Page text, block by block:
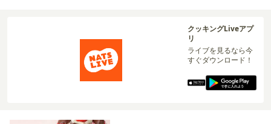
クッキングLiveアプ
リ
ライブを見るなら今
すぐダウンロード！